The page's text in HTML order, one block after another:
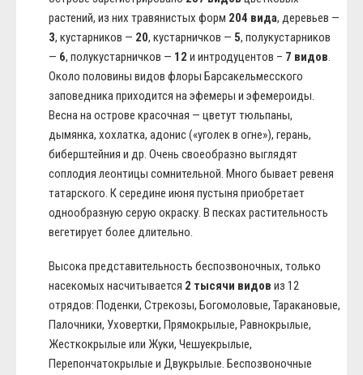
растений, из них травянистых форм 204 вида, деревьев —
3, кустарников — 20, кустарничков — 5, полукустарников
— 6, полукустарничков — 12 и интродуцентов – 7 видов.
Около половины видов флоры Барсакельмесского
заповедника приходится на эфемеры и эфемероиды.
Весна на острове красочная — цветут тюльпаны,
дымянка, хохлатка, адонис («уголек в огне»), герань,
биберштейния и др. Очень своеобразно выглядят
соплодия леонтицы сомнительной. Много бывает ревеня
татарского. К середине июня пустыня приобретает
однообразную серую окраску. В песках растительность
вегетирует более длительно.
Высока представительность беспозвоночных, только
насекомых насчитывается 2 тысячи видов из 12
отрядов: Поденки, Стрекозы, Богомоловые, Таракановые,
Палочники, Уховертки, Прямокрылые, Равнокрылые,
Жесткокрылые или Жуки, Чешуекрылые,
Перепончатокрылые и Двукрылые. Беспозвоночные